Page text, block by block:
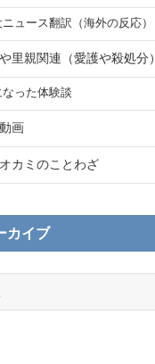
ュース翻訳（海外の反応）
里親関連（愛護や殺処分）
なった体験談
画
カミのことわざ
カイブ